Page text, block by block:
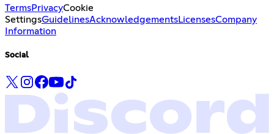
TermsPrivacyCookie
SettingsGuidelinesAcknowledgementsLicensesCompany
Information
Social